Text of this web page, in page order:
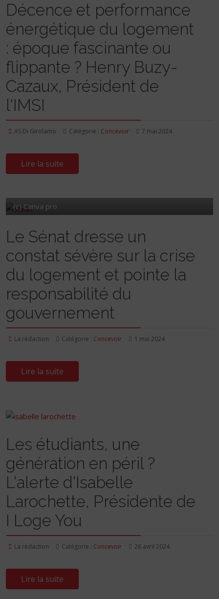
Décence et performance
énergétique du logement
: époque fascinante ou
flippante ? Henry Buzy-
Cazaux, Président de
l'IMSI
AS Di Girolamo Catégorie : Concevoir 7 mai 2024
Lire la suite
(c) Canva pro
Le Sénat dresse un
constat sévère sur la crise
du logement et pointe la
responsabilité du
gouvernement
La rédaction Catégorie : Concevoir 1 mai 2024
Lire la suite
Les étudiants, une
génération en péril ?
L'alerte d'Isabelle
Larochette, Présidente de
I Loge You
La rédaction Catégorie : Concevoir 26 avril 2024
Lire la suite